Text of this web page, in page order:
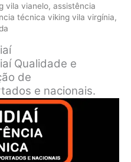
vila vianelo, assistência
técnica viking vila virgínia,
Qualidade e
de
e nacionais.